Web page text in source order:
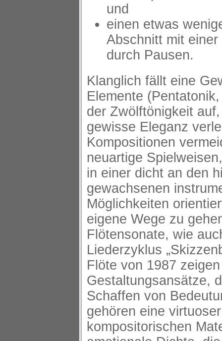
und
einen etwas
Abschnitt mit
durch Pausen.
Klanglich fällt eine
Elemente
der Zwölftönigkeit
gewisse Eleganz
Kompositionen
neuartige
in einer dicht an den
gewachsenen
Möglichkeiten
eigene Wege zu
Flötensonate, wie
Liederzyklus
Flöte von 1987
Gestaltungsansätze,
Schaffen von
gehören eine
kompositorischen